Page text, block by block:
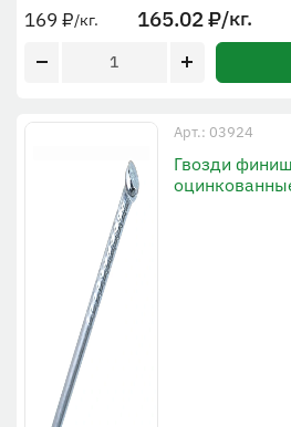
169 ₽/кг. 165.02₽/кг.
Арт.: 03924
Гвозди